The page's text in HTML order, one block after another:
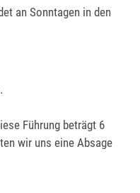
an Sonntagen in den
Führung beträgt 6
wir uns eine Absage